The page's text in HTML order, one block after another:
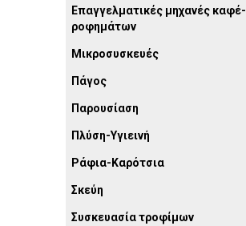
Επαγγελματικές μηχανές καφέ-
ροφημάτων
Μικροσυσκευές
Πάγος
Παρουσίαση
Πλύση-Υγιεινή
Ράφια-Καρότσια
Σκεύη
Συσκευασία τροφίμων